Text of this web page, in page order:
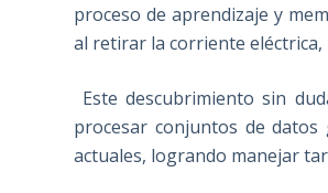
proceso de aprendizaje y
al retirar la corriente eléctrica,
Este descubrimiento sin
procesar conjuntos de datos
actuales, logrando manejar